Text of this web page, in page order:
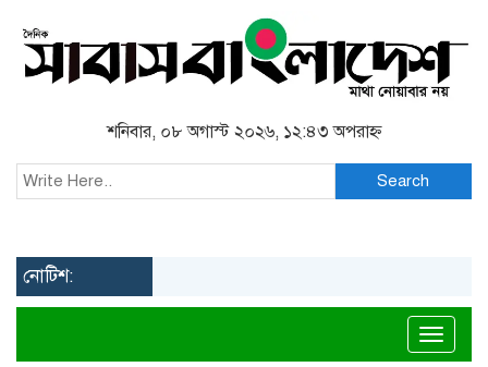
শনিবার, ০৮ অগাস্ট ২০২৬, ১২:৪৩ অপরাহ্ন
Search
নোটিশ: